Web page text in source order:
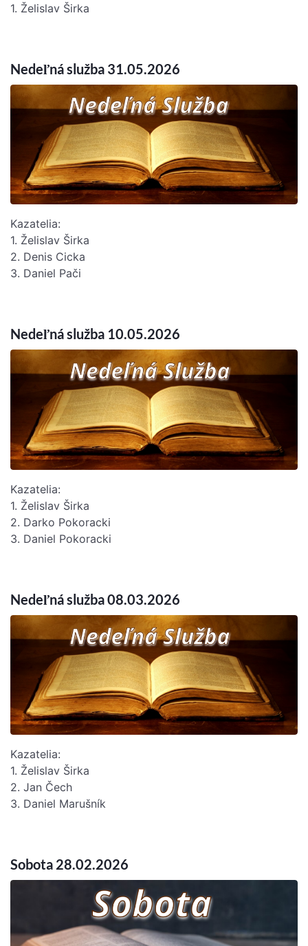
1. Želislav Širka
Nedeľná služba 31.05.2026
Kazatelia:
1. Želislav Širka
2. Denis Cicka
3. Daniel Pači
Nedeľná služba 10.05.2026
Kazatelia:
1. Želislav Širka
2. Darko Pokoracki
3. Daniel Pokoracki
Nedeľná služba 08.03.2026
Kazatelia:
1. Želislav Širka
2. Jan Čech
3. Daniel Marušník
Sobota 28.02.2026